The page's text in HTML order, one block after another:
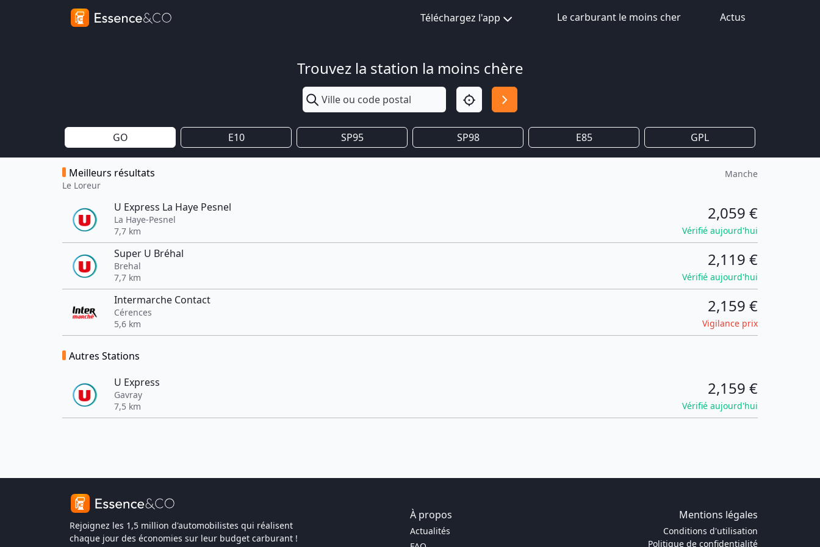
Téléchargez l'app Le carburant le moins cher Actus
Trouvez la station la moins chère
GO E10 SP95 SP98 E85 GPL
Meilleurs résultats
Le Loreur
Manche
U Express La Haye Pesnel
La Haye-Pesnel
7,7 km
2,059 €
Vérifié aujourd'hui
Super U Bréhal
Brehal
7,7 km
2,119 €
Vérifié aujourd'hui
Intermarche Contact
Cérences
5,6 km
2,159 €
Vigilance prix
Autres Stations
U Express
Gavray
7,5 km
2,159 €
Vérifié aujourd'hui
Rejoignez les 1,5 million d'automobilistes qui réalisent
chaque jour des économies sur leur budget carburant !
À propos Mentions légales
Actualités
Conditions d'utilisation
Politique de confidentialité